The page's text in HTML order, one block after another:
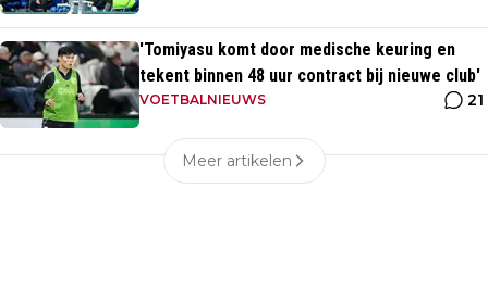
'Tomiyasu komt door medische keuring en
tekent binnen 48 uur contract bij nieuwe club'
VOETBALNIEUWS 21
Meer artikelen